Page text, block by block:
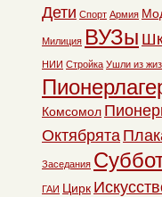
Дети Спорт Армия
Милиция ВУЗы
НИИ Стройка Ушли из
Комсомол
Октябрята
Заседания
ГАИ Цирк